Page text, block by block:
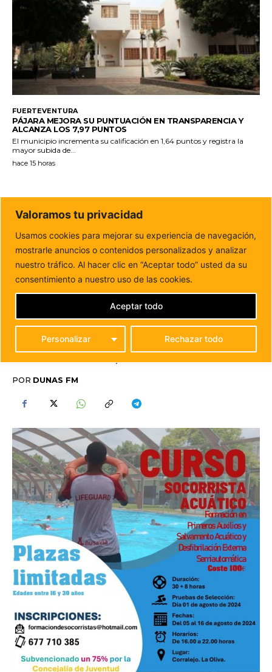
FUERTEVENTURA
PÁJARA MEJORA SU PUNTUACIÓN EN TRANSPARENCIA Y
ALCANZA LOS 7,97 PUNTOS
El municipio incrementa su calificación en 1,64 puntos y registra la
mayor subida de...
hace 15 horas